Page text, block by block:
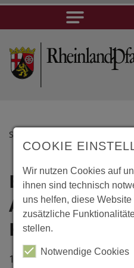
STARTSEITE
Banský
Arboretum
Kysihýbel
1900 gegründetes, rund 8
COOKIE
Wir nutzen Cookies auf
ihnen sind technisch
uns helfen, diese
zusätzliche
stellen.
Notwendige Cookies